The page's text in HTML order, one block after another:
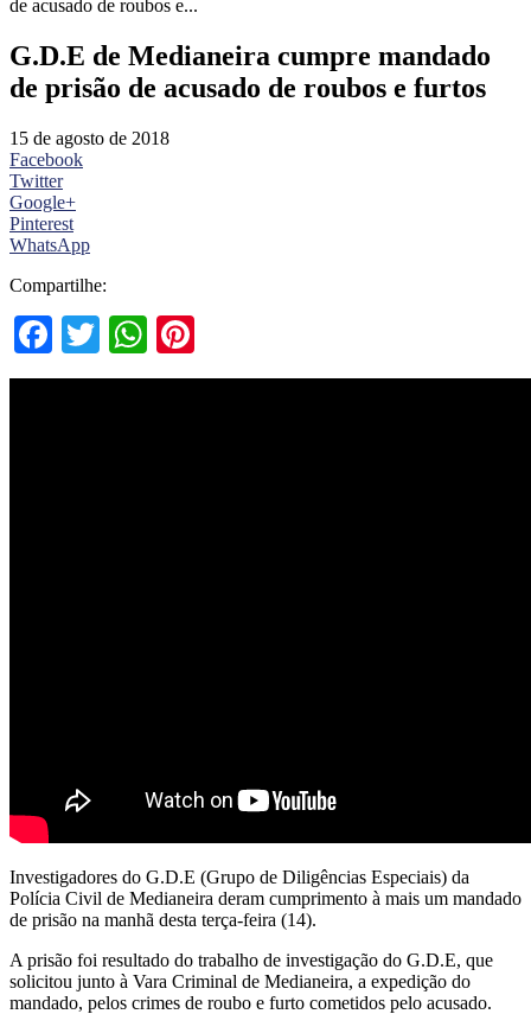
de acusado de roubos e...
G.D.E de Medianeira cumpre mandado
de prisão de acusado de roubos e furtos
15 de agosto de 2018
Facebook
Twitter
Google+
Pinterest
WhatsApp
Compartilhe:
Facebook
TwitterWhatsApp
Investigadores do G.D.E (Grupo de Diligências Especiais) da
Polícia Civil de Medianeira deram cumprimento à mais um mandado
de prisão na manhã desta terça-feira (14).
A prisão foi resultado do trabalho de investigação do G.D.E, que
solicitou junto à Vara Criminal de Medianeira, a expedição do
mandado, pelos crimes de roubo e furto cometidos pelo acusado.